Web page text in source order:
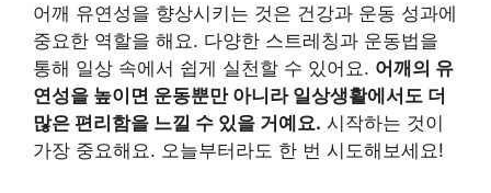
어깨 유연성을 향상시키는 것은 건강과 운동 성과에
중요한 역할을 해요. 다양한 스트레칭과 운동법을
통해 일상 속에서 쉽게 실천할 수 있어요. 어깨의 유
연성을 높이면 운동뿐만 아니라 일상생활에서도 더
많은 편리함을 느낄 수 있을 거예요. 시작하는 것이
가장 중요해요. 오늘부터라도 한 번 시도해보세요!